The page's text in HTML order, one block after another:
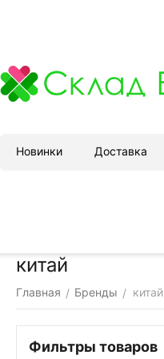
Новинки Доставка
китай
Главная / Бренды / китай
Фильтры товаров